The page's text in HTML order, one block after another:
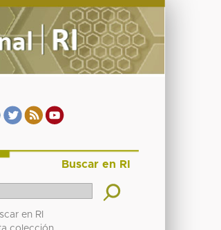
Buscar en RI
en RI